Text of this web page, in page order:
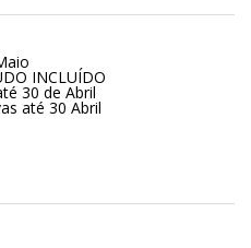
INCLUÍDO
30 de Abril
até 30 Abril